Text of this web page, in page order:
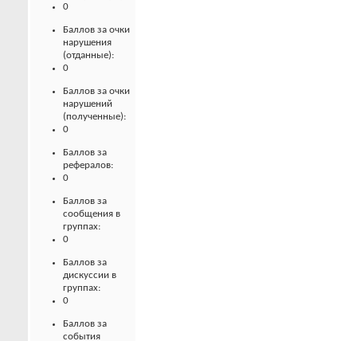
0
Баллов за очки
нарушения
(отданные):
0
Баллов за очки
нарушений
(полученные):
0
Баллов за
рефералов:
0
Баллов за
сообщения в
группах:
0
Баллов за
дискуссии в
группах:
0
Баллов за
события